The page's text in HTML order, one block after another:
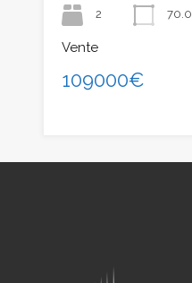
2
70.0
Vente
109000€